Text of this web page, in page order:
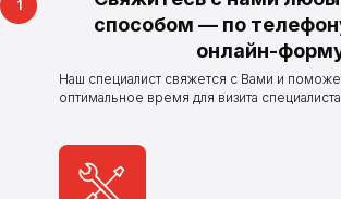
способом — по
онлайн-
Наш специалист свяжется с Вами и
оптимальное время для визита